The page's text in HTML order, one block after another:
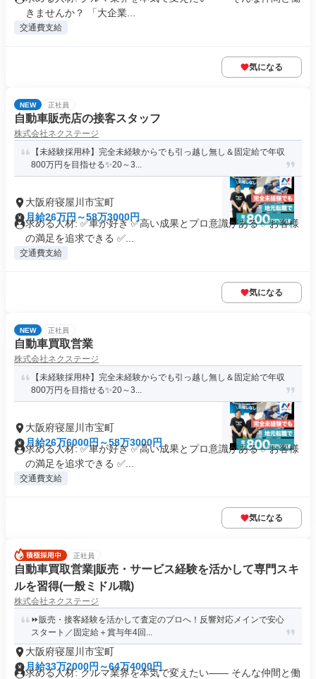
きませんか？ 「大企業...
交通費支給
気になる
NEW 正社員
自動車販売店の接客スタッフ
株式会社ネクステージ
【未経験採用枠】完全未経験からでも引っ越し無し＆固定給で年収
800万円を目指せる✨20～3...
大阪府寝屋川市宝町
月給26万円～58万3000円
求める人材: ✅車が好き ✅高い成果とプロ意識がある ✅お客様
の満足を追求できる ✅...
交通費支給
気になる
NEW 正社員
自動車買取営業
株式会社ネクステージ
【未経験採用枠】完全未経験からでも引っ越し無し＆固定給で年収
800万円を目指せる✨20～3...
大阪府寝屋川市宝町
月給26万6000円～58万3000円
求める人材: ✅車が好き ✅高い成果とプロ意識がある ✅お客様
の満足を追求できる ✅...
交通費支給
気になる
正社員
自動車買取営業|販売・サービス経験を活かして専門スキ
ルを習得(一般ミドル職)
株式会社ネクステージ
⏩️販売・接客経験を活かして査定のプロへ！反響対応メインで安心
スタート／固定給＋賞与年4回...
大阪府寝屋川市宝町
月給33万2000円～64万4000円
求める人材: クルマ業界を本気で変えたい―― そんな仲間と働